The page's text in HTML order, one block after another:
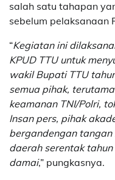
salah satu tahapan
sebelum pelaksanaan
“Kegiatan ini
KPUD TTU untuk
wakil Bupati TTU
semua pihak,
keamanan TNI/Polri,
Insan pers, pihak
bergandengan tangan
daerah serentak
damai,” pungkasnya.